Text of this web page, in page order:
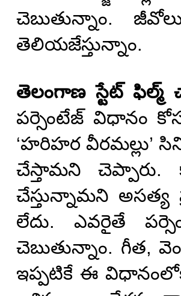
చెబుతున్నాం.
తెలియజేస్తున్నాం.
తెలంగాణ స్టేట్ ఫిల్మ్
పర్సెంటేజ్ విధానం
‘హరిహర
చేస్తామని
చేస్తున్నామని
లేదు. ఎవరైతే
చెబుతున్నాం. గీత,
ఇప్పటికే ఈ